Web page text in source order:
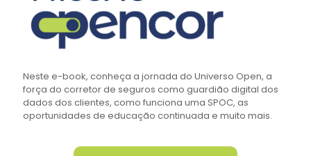
Neste e-book, conheça a jornada do Universo Open, a
força do corretor de seguros como guardião digital dos
dados dos clientes, como funciona uma SPOC, as
oportunidades de educação continuada e muito mais.